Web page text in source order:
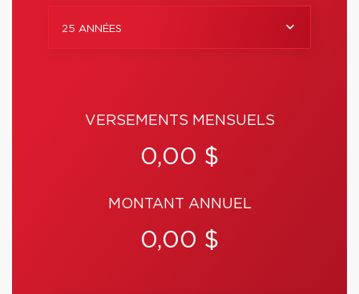
25 ANNÉES
VERSEMENTS MENSUELS
0,00 $
MONTANT ANNUEL
0,00 $